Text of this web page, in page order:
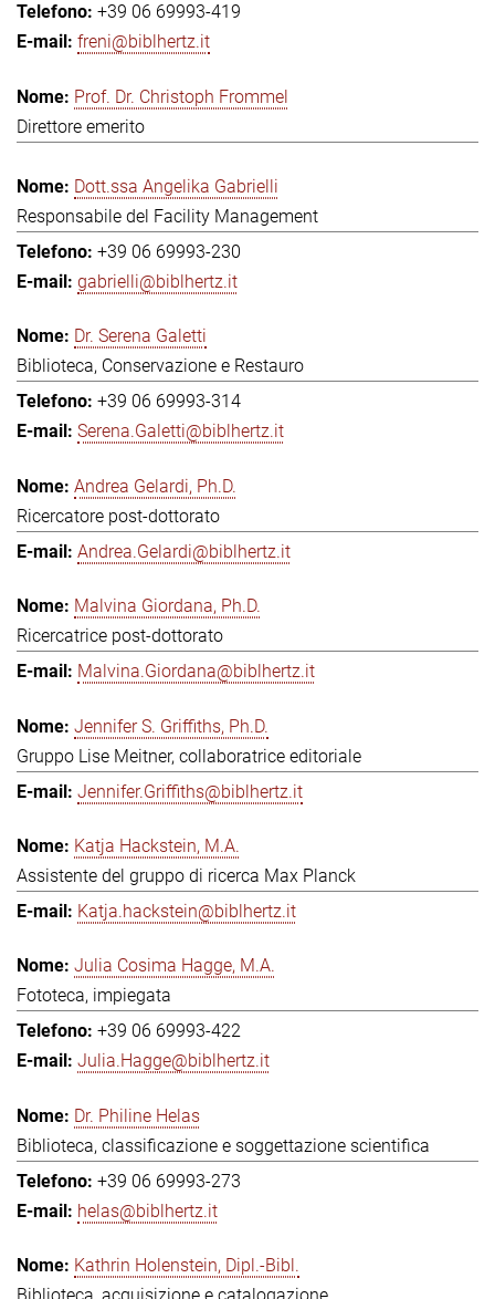
+39 06 69993-419
freni@biblhertz.it
Prof. Dr. Christoph Frommel
Direttore emerito
Dott.ssa Angelika Gabrielli
Responsabile del Facility Management
+39 06 69993-230
gabrielli@biblhertz.it
Dr. Serena Galetti
Biblioteca, Conservazione e Restauro
+39 06 69993-314
Serena.Galetti@biblhertz.it
Andrea Gelardi, Ph.D.
Ricercatore post-dottorato
Andrea.Gelardi@biblhertz.it
Malvina Giordana, Ph.D.
Ricercatrice post-dottorato
Malvina.Giordana@biblhertz.it
Jennifer S. Griffiths, Ph.D.
Gruppo Lise Meitner, collaboratrice editoriale
Jennifer.Griffiths@biblhertz.it
Katja Hackstein, M.A.
Assistente del gruppo di ricerca Max Planck
Katja.hackstein@biblhertz.it
Julia Cosima Hagge, M.A.
Fototeca, impiegata
+39 06 69993-422
Julia.Hagge@biblhertz.it
Dr. Philine Helas
Biblioteca, classificazione e soggettazione scientifica
+39 06 69993-273
helas@biblhertz.it
Kathrin Holenstein, Dipl.-Bibl.